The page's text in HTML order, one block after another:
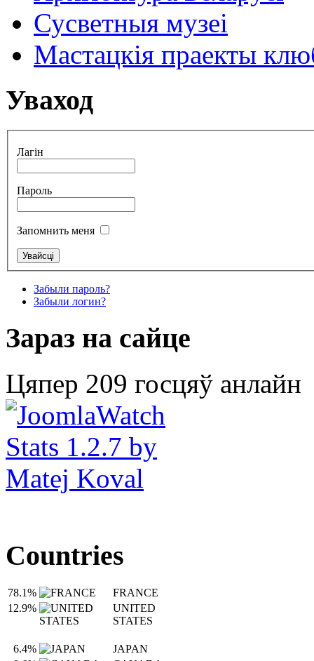
Сусветныя музеі
Мастацкія праекты
Уваход
Лагін
Пароль
Запомнить меня
Забыли пароль?
Забыли логин?
Зараз на сайце
Цяпер 209 госцяў анлайн
Countries
78.1%
FRANCE
12.9%
UNITED
STATES
6.4%
JAPAN